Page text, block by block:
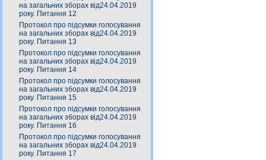
на загальних зборах від24.04.2019
року. Питання 12
Протокол про підсумки голосування
на загальних зборах від24.04.2019
року. Питання 13
Протокол про підсумки голосування
на загальних зборах від24.04.2019
року. Питання 14
Протокол про підсумки голосування
на загальних зборах від24.04.2019
року. Питання 15
Протокол про підсумки голосування
на загальних зборах від24.04.2019
року. Питання 16
Протокол про підсумки голосування
на загальних зборах від24.04.2019
року. Питання 17